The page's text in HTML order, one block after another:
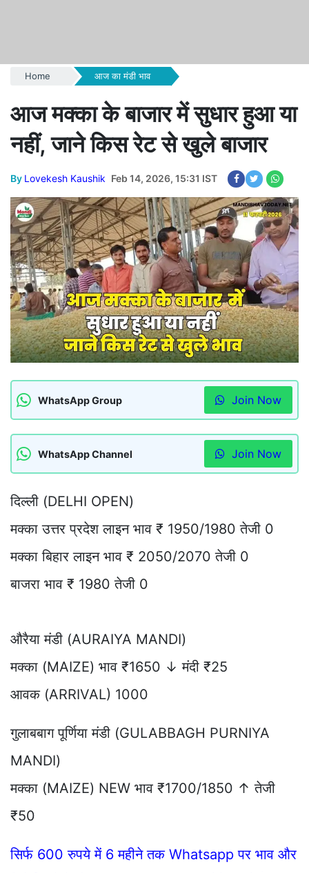
Home आज का मंडी भाव
आज मक्का के बाजार में सुधार हुआ या
नहीं, जाने किस रेट से खुले बाजार
By Lovekesh Kaushik Feb 14, 2026, 15:31 IST
WhatsApp Group Join Now
WhatsApp Channel Join Now
दिल्ली (DELHI OPEN)
मक्का उत्तर प्रदेश लाइन भाव ₹ 1950/1980 तेजी 0
मक्का बिहार लाइन भाव ₹ 2050/2070 तेजी 0
बाजरा भाव ₹ 1980 तेजी 0
औरैया मंडी (AURAIYA MANDI)
मक्का (MAIZE) भाव ₹1650 ↓ मंदी ₹25
आवक (ARRIVAL) 1000
गुलाबबाग पूर्णिया मंडी (GULABBAGH PURNIYA
MANDI)
मक्का (MAIZE) NEW भाव ₹1700/1850 ↑ तेजी
₹50
सिर्फ 600 रुपये में 6 महीने तक Whatsapp पर भाव और